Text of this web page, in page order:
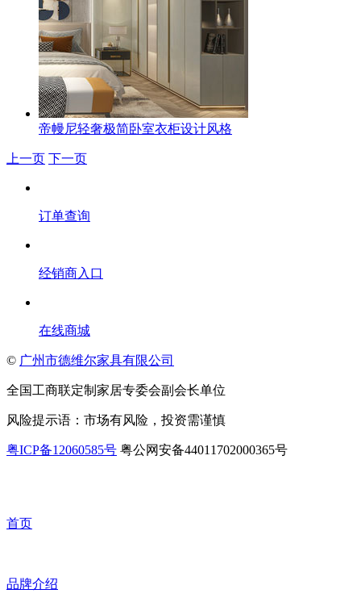
帝幔尼轻奢极简卧室衣柜设计风格
上一页 下一页
订单查询
经销商入口
在线商城
© 广州市德维尔家具有限公司
全国工商联定制家居专委会副会长单位
风险提示语：市场有风险，投资需谨慎
粤ICP备12060585号 粤公网安备44011702000365号
首页
品牌介绍